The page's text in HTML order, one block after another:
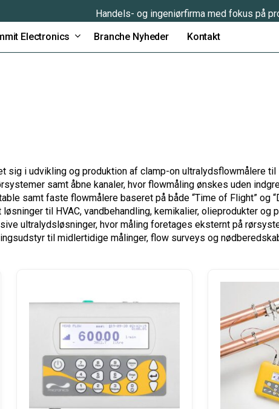
Handels- og ingeniørfirma med fokus på
Electronics Branche Nyheder Kontakt
sig i udvikling og produktion af clamp-on ultralydsflowmålere
samt åbne kanaler, hvor flowmåling ønskes uden
samt faste flowmålere baseret på både “Time of Flight” og
til HVAC, vandbehandling, kemikalier, olieprodukter og
ultralydsløsninger, hvor måling foretages eksternt på
til midlertidige målinger, flow surveys og